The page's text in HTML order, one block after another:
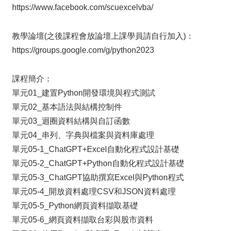
https://www.facebook.com/scuexcelvba/
教學論壇(之後課程會放論壇上課學員請自行加入)：
https://groups.google.com/g/python2023
課程簡介：
單元01_建置Python開發環境與程式測試
單元02_基本語法與結構控制件
單元03_迴圈資料結構與自訂函數
單元04_串列、字典與檔案與資料庫處理
單元05-1_ChatGPT+Excel自動化程式設計基礎
單元05-2_ChatGPT+Python自動化程式設計基礎
單元05-3_ChatGPT協助撰寫Excel與Python程式
單元05-4_開放資料處理CSV和JSON資料處理
單元05-5_Python網頁資料擷取基礎
單元05-6_網頁資料擷取台彩與股市資料